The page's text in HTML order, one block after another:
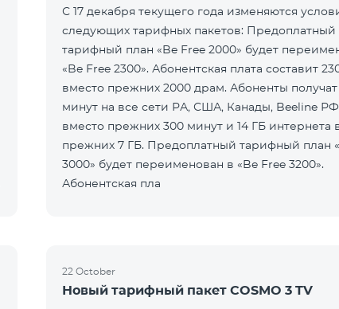
С 17 декабря текущего года изменяются
следующих тарифных пакетов: Предоплатный
тарифный план «Be Free 2000» будет
«Be Free 2300». Абонентская плата составит
вместо прежних 2000 драм. Абоненты
минут на все сети РА, США, Канады, Beeline
вместо прежних 300 минут и 14 ГБ интернета
прежних 7 ГБ. Предоплатный тарифный план
3000» будет переименован в «Be Free 3200».
Абонентская пла
22 October
Новый тарифный пакет COSMO 3 TV